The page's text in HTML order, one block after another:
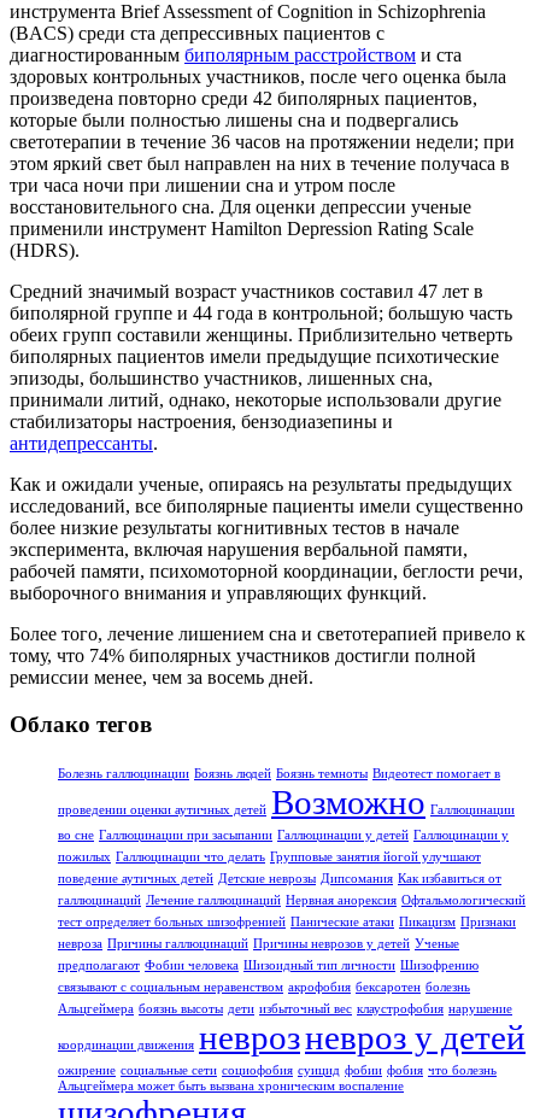
инструмента Brief Assessment of Cognition in Schizophrenia
(BACS) среди ста депрессивных пациентов с
диагностированным биполярным расстройством и ста
здоровых контрольных участников, после чего оценка была
произведена повторно среди 42 биполярных пациентов,
которые были полностью лишены сна и подвергались
светотерапии в течение 36 часов на протяжении недели; при
этом яркий свет был направлен на них в течение получаса в
три часа ночи при лишении сна и утром после
восстановительного сна. Для оценки депрессии ученые
применили инструмент Hamilton Depression Rating Scale
(HDRS).
Средний значимый возраст участников составил 47 лет в
биполярной группе и 44 года в контрольной; большую часть
обеих групп составили женщины. Приблизительно четверть
биполярных пациентов имели предыдущие психотические
эпизоды, большинство участников, лишенных сна,
принимали литий, однако, некоторые использовали другие
стабилизаторы настроения, бензодиазепины и
антидепрессанты.
Как и ожидали ученые, опираясь на результаты предыдущих
исследований, все биполярные пациенты имели существенно
более низкие результаты когнитивных тестов в начале
эксперимента, включая нарушения вербальной памяти,
рабочей памяти, психомоторной координации, беглости речи,
выборочного внимания и управляющих функций.
Более того, лечение лишением сна и светотерапией привело к
тому, что 74% биполярных участников достигли полной
ремиссии менее, чем за восемь дней.
Облако тегов
Болезнь галлюцинации Боязнь людей Боязнь темноты Видеотест помогает в
проведении оценки аутичных детей Возможно Галлюцинации
во сне Галлюцинации при засыпании Галлюцинации у детей Галлюцинации у
пожилых Галлюцинации что делать Групповые занятия йогой улучшают
поведение аутичных детей Детские неврозы Дипсомания Как избавиться от
галлюцинаций Лечение галлюцинаций Нервная анорексия Офтальмологический
тест определяет больных шизофренией Панические атаки Пикацизм Признаки
невроза Причины галлюцинаций Причины неврозов у детей Ученые
предполагают Фобии человека Шизоидный тип личности Шизофрению
связывают с социальным неравенством акрофобия бексаротен болезнь
Альцгеймера боязнь высоты дети избыточный вес клаустрофобия нарушение
координации движения неврозневроз у детей
ожирение социальные сети социофобия суицид фобии фобия что болезнь
Альцгеймера может быть вызвана хроническим воспаление